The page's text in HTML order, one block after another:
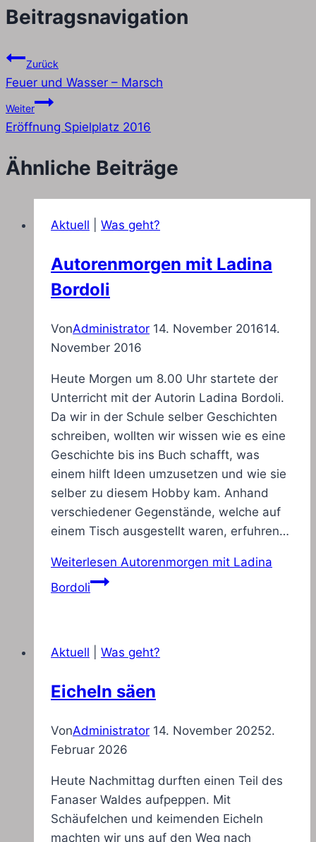
Beitragsnavigation
Zurück
Feuer und Wasser – Marsch
Weiter
Eröffnung Spielplatz 2016
Ähnliche Beiträge
Aktuell Was geht?
Autorenmorgen mit Ladina
Bordoli
VonAdministrator 14. November 201614.
November 2016
Heute Morgen um 8.00 Uhr startete der
Unterricht mit der Autorin Ladina Bordoli.
Da wir in der Schule selber Geschichten
schreiben, wollten wir wissen wie es eine
Geschichte bis ins Buch schafft, was
einem hilft Ideen umzusetzen und wie sie
selber zu diesem Hobby kam. Anhand
verschiedener Gegenstände, welche auf
einem Tisch ausgestellt waren, erfuhren…
Weiterlesen Autorenmorgen mit Ladina
Bordoli
Aktuell Was geht?
Eicheln säen
VonAdministrator 14. November 20252.
Februar 2026
Heute Nachmittag durften einen Teil des
Fanaser Waldes aufpeppen. Mit
Schäufelchen und keimenden Eicheln
machten wir uns auf den Weg nach